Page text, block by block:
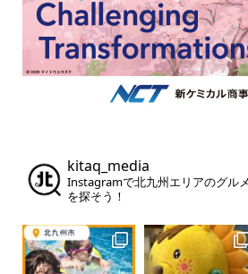
kitaq_media
Instagramで北九州エリアのグル
を探そう！